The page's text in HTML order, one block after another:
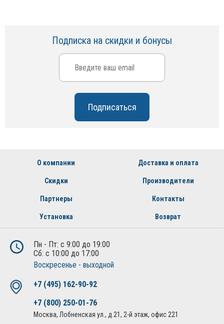
Подписка на скидки и бонусы
О компании Доставка и оплата
Скидки Производители
Партнеры Контакты
Установка Возврат
Пн - Пт: с 9:00 до 19:00
Сб: с 10:00 до 17:00
Воскресенье - выходной
+7 (495) 162-90-92
+7 (800) 250-01-76
Москва, Лобненская ул., д.21, 2-й этаж, офис 221